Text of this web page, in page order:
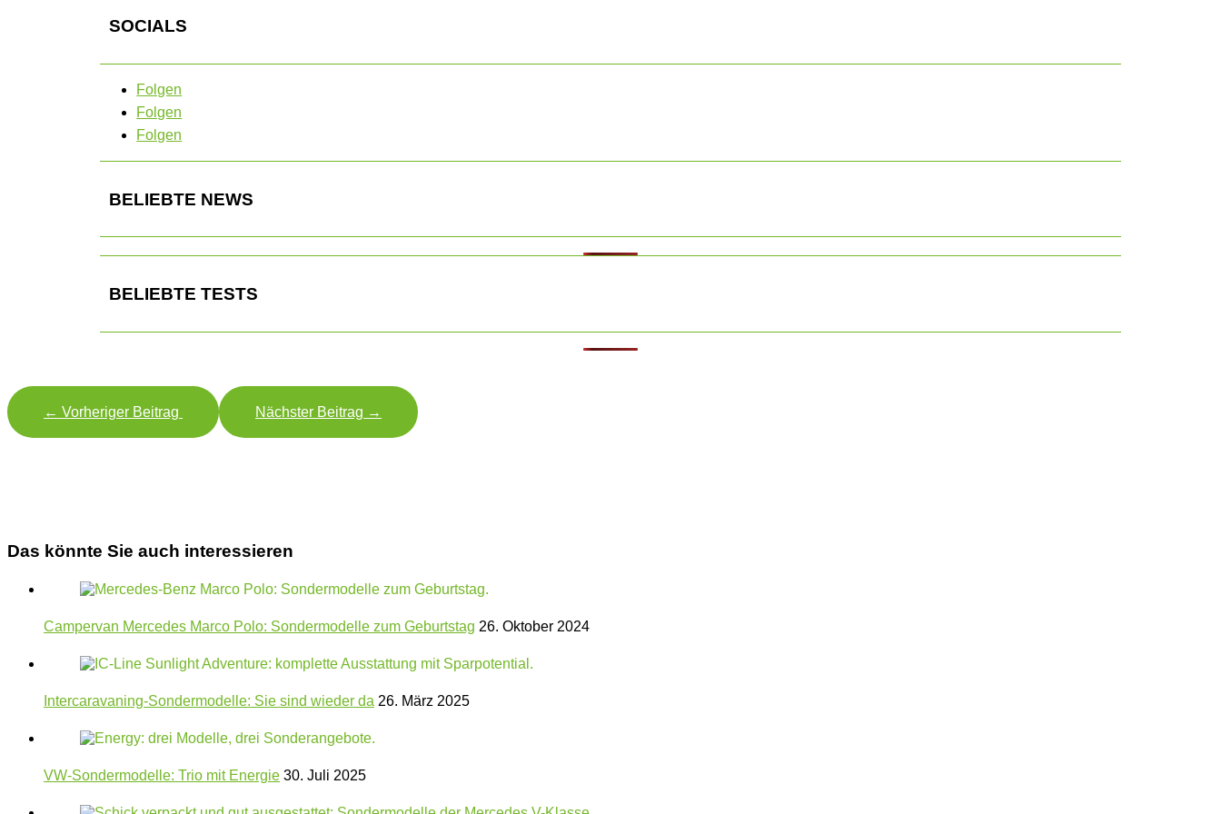
SOCIALS
Folgen
Folgen
Folgen
BELIEBTE NEWS
BELIEBTE TESTS
← Vorheriger Beitrag Nächster Beitrag →
Das könnte Sie auch interessieren
Campervan Mercedes Marco Polo: Sondermodelle zum Geburtstag 26. Oktober 2024
Intercaravaning-Sondermodelle: Sie sind wieder da 26. März 2025
VW-Sondermodelle: Trio mit Energie 30. Juli 2025